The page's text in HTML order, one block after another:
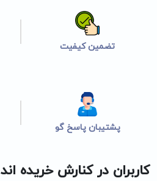
تضمین کیفیت
پشتیبان پاسخ گو
کاربران در کنارش خریده اند